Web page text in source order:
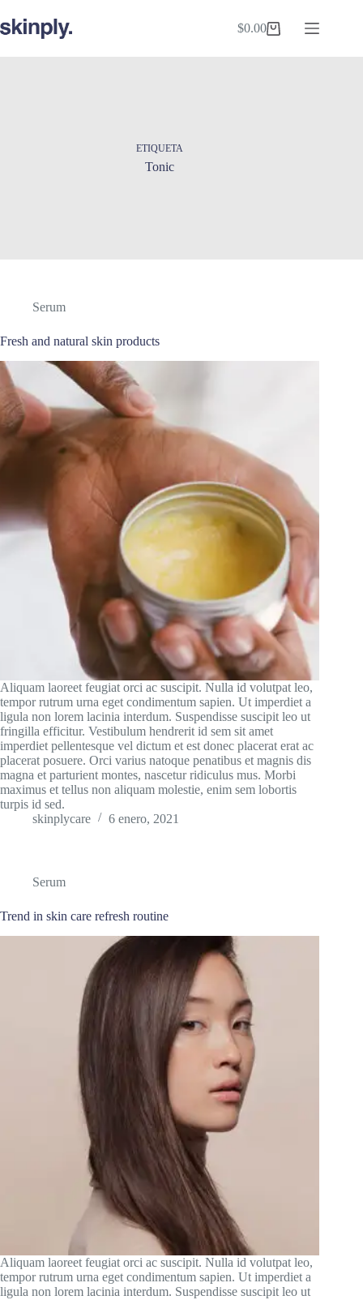
al
contenido
Shopping
$0.00
ETIQUETA
Tonic
Serum
Fresh and natural skin products
Aliquam laoreet feugiat orci ac suscipit. Nulla id volutpat leo,
tempor rutrum urna eget condimentum sapien. Ut imperdiet a
ligula non lorem lacinia interdum. Suspendisse suscipit leo ut
fringilla efficitur. Vestibulum hendrerit id sem sit amet
imperdiet pellentesque vel dictum et est donec placerat erat ac
placerat posuere. Orci varius natoque penatibus et magnis dis
magna et parturient montes, nascetur ridiculus mus. Morbi
maximus et tellus non aliquam molestie, enim sem lobortis
turpis id sed.
skinplycare
6 enero, 2021
Serum
Trend in skin care refresh routine
Aliquam laoreet feugiat orci ac suscipit. Nulla id volutpat leo,
tempor rutrum urna eget condimentum sapien. Ut imperdiet a
ligula non lorem lacinia interdum. Suspendisse suscipit leo ut